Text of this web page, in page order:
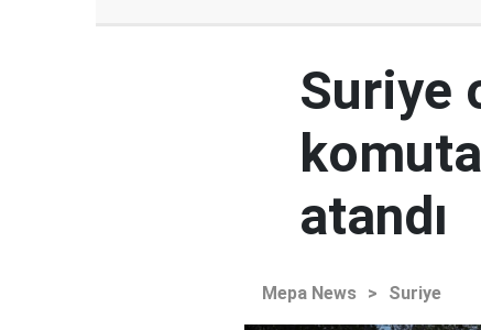
Suriye
atandı
Mepa News > Suriye